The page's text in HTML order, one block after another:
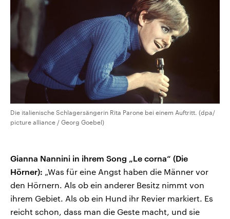
Die italienische Schlagersängerin Rita Parone bei einem Auftritt. (dpa/
picture alliance / Georg Goebel)
Gianna Nannini in ihrem Song „Le corna“ (Die
Hörner): „Was für eine Angst haben die Männer vor
den Hörnern. Als ob ein anderer Besitz nimmt von
ihrem Gebiet. Als ob ein Hund ihr Revier markiert. Es
reicht schon, dass man die Geste macht, und sie